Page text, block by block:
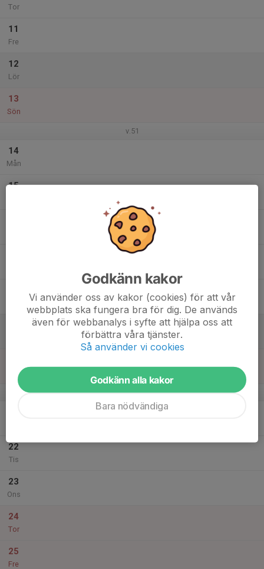
Tor
11
Fre
12
Lör
13
Sön
v.51
14
Mån
15
Sön
v.52
22
Tis
23
Ons
24
Tor
25
Fre
Godkänn kakor
Vi använder oss av kakor (cookies) för att vår
webbplats ska fungera bra för dig. De används
även för webbanalys i syfte att hjälpa oss att
förbättra våra tjänster.
Så använder vi cookies
Godkänn alla kakor
Bara nödvändiga